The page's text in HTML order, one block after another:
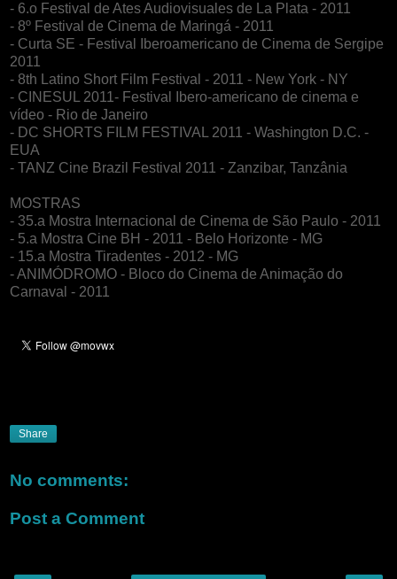
- 6.o Festival de Ates Audiovisuales de La Plata - 2011
- 8º Festival de Cinema de Maringá - 2011
- Curta SE - Festival Iberoamericano de Cinema de Sergipe
2011
- 8th Latino Short Film Festival - 2011 - New York - NY
- CINESUL 2011- Festival Ibero-americano de cinema e
vídeo - Rio de Janeiro
- DC SHORTS FILM FESTIVAL 2011 - Washington D.C. -
EUA
- TANZ Cine Brazil Festival 2011 - Zanzibar, Tanzânia
MOSTRAS
- 35.a Mostra Internacional de Cinema de São Paulo - 2011
- 5.a Mostra Cine BH - 2011 - Belo Horizonte - MG
- 15.a Mostra Tiradentes - 2012 - MG
- ANIMÓDROMO - Bloco do Cinema de Animação do
Carnaval - 2011
Share
No comments:
Post a Comment